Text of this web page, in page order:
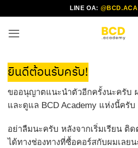
ไป
LINE OA:
ยินดีต้อนรับครับ!
ขออนุญาตแนะนำตัวอีกครั้งนะครับ
และดูแล BCD Academy แห่งนี้ครับ
อย่าลืมนะครับ หลังจากเริ่มเรียน ติ
ได้ทางช่องทางที่ซื้อคอร์สกับผมเลยน